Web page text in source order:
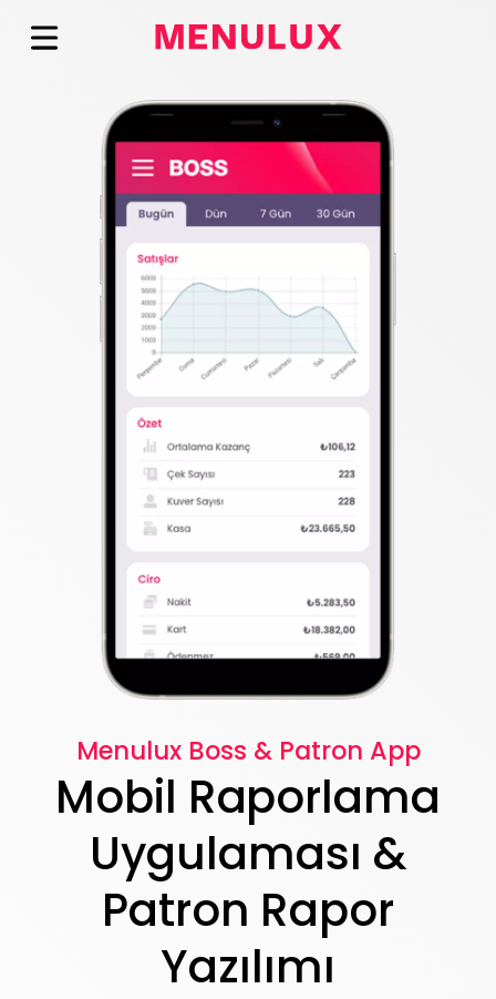
Menulux Boss & Patron App
Mobil Raporlama
Uygulaması &
Patron Rapor
Yazılımı